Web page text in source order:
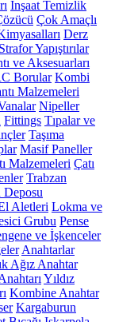
İnşaat Temizlik
Çok Amaçlı
Derz
Strafor Yapıştırılar
ve Aksesuarları
Borular Kombi
Malzemeleri
Nipeller
Fittings Tıpalar ve
Taşıma
Masif Paneller
Malzemeleri Çatı
Trabzan
Deposu
Aletleri Lokma ve
Grubu Pense
ve İşkenceler
Anahtarlar
Ağız Anahtar
Yıldız
Kombine Anahtar
Kargaburun